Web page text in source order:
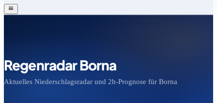
Regenradar Borna
Aktuelles Niederschlagsradar und 2h-Prognose für Borna